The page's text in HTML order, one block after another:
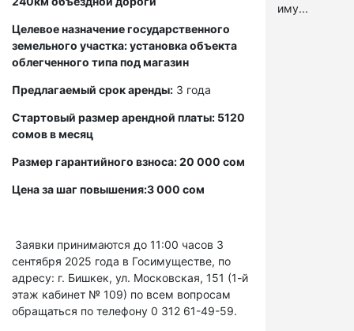
Целевое назначение государственного
земельного участка: установка объекта
облегченного типа под магазин
Предлагаемый срок аренды: 3 года
Стартовый размер арендной платы: 5120
сомов в месяц
Размер гарантийного взноса: 20 000 сом
Цена за шаг повышения:3 000 сом
Заявки принимаются до 11:00 часов 3
сентября 2025 года в Госимуществе, по
адресу: г. Бишкек, ул. Московская, 151 (1-й
этаж кабинет № 109) по всем вопросам
обращаться по телефону 0 312 61-49-59.
иму...